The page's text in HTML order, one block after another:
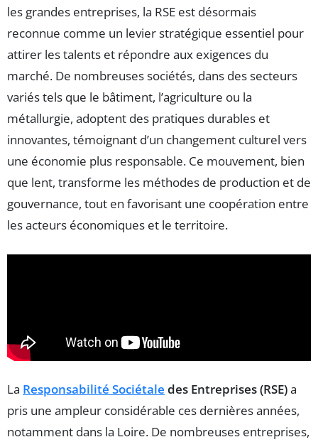
les grandes entreprises, la RSE est désormais
reconnue comme un levier stratégique essentiel pour
attirer les talents et répondre aux exigences du
marché. De nombreuses sociétés, dans des secteurs
variés tels que le bâtiment, l’agriculture ou la
métallurgie, adoptent des pratiques durables et
innovantes, témoignant d’un changement culturel vers
une économie plus responsable. Ce mouvement, bien
que lent, transforme les méthodes de production et de
gouvernance, tout en favorisant une coopération entre
les acteurs économiques et le territoire.
La Responsabilité Sociétale des Entreprises (RSE)a
pris une ampleur considérable ces dernières années,
notamment dans la Loire. De nombreuses entreprises,